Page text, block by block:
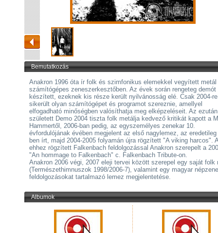
Bemutatkozás
Anakron 1996 óta ír folk és szimfonikus elemekkel vegyített metál
számítógépes zeneszerkesztőben. Az évek során rengeteg demót
készített, ezeknek kis része került nyilvánosság elé. Csak 2004-re
sikerült olyan számítógépet és programot szereznie, amellyel
elfogadható minőségben valósíthatja meg elképzeléseit. Az ezután
született Demo 2004 tiszta folk metálja kedvező kritikát kapott a
Hammertől, 2006-ban pedig, az egyszemélyes zenekar 10.
évfordulójának évében megjelent az első nagylemez, az eredetileg
ben írt, majd 2004-2005 folyamán újra rögzített "A viking harcos".
ehhez rögzített Falkenbach feldolgozással Anakron szerepelt a
"An hommage to Falkenbach" c. Falkenbach Tribute-on.
Anakron 2006 végi, 2007 eleji tervei között szerepel egy saját folk
(Természethimnuszok 1998/2006-7), valamint egy magyar
feldolgozásokat tartalmazó lemez megjelentetése.
Albumok